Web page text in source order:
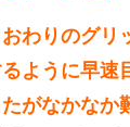
わりのグリ
ように早速
がなかなか